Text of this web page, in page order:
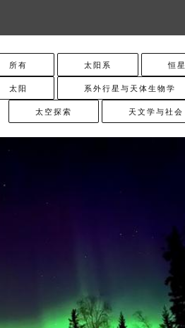
所有 太阳系 恒星
太阳 系外行星与天体生物学
太空探索 天文学与社会